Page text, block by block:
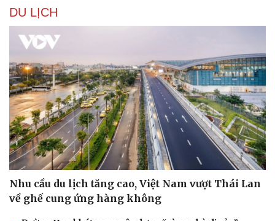
DU LỊCH
Nhu cầu du lịch tăng cao, Việt Nam vượt Thái Lan
về ghế cung ứng hàng không